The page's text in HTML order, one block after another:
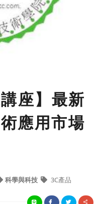
座】最新
應用市場
科學與科技 3C產品